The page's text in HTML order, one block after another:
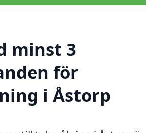
minst 3
för
i Åstorp